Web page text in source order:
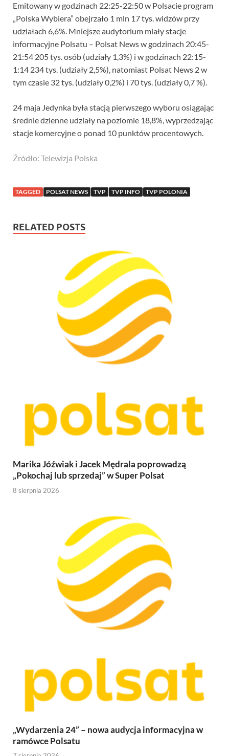
Emitowany w godzinach 22:25-22:50 w Polsacie program
„Polska Wybiera” obejrzało 1 mln 17 tys. widzów przy
udziałach 6,6%. Mniejsze audytorium miały stacje
informacyjne Polsatu – Polsat News w godzinach 20:45-
21:54 205 tys. osób (udziały 1,3%) i w godzinach 22:15-
1:14 234 tys. (udziały 2,5%), natomiast Polsat News 2 w
tym czasie 32 tys. (udziały 0,2%) i 70 tys. (udziały 0,7 %).
24 maja Jedynka była stacją pierwszego wyboru osiągając
średnie dzienne udziały na poziomie 18,8%, wyprzedzając
stacje komercyjne o ponad 10 punktów procentowych.
Źródło: Telewizja Polska
TAGGED POLSAT NEWS TVP TVP INFO TVP POLONIA
RELATED POSTS
Marika Jóźwiak i Jacek Mędrala poprowadzą
„Pokochaj lub sprzedaj” w Super Polsat
8 sierpnia 2026
„Wydarzenia 24” – nowa audycja informacyjna w
ramówce Polsatu